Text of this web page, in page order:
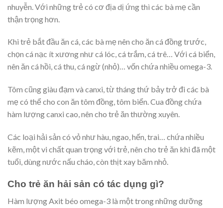
nhuyễn. Với những trẻ có cơ địa dị ứng thì các bà mẹ cần
thận trọng hơn.
Khi trẻ bắt đầu ăn cá, các bà mẹ nên cho ăn cá đồng trước,
chọn cá nạc ít xương như cá lóc, cá trắm, cá trê… Với cá biển,
nên ăn cá hồi, cá thu, cá ngừ (nhỏ)… vốn chứa nhiều omega-3.
Tôm cũng giàu đạm và canxi, từ tháng thứ bảy trở đi các bà
mẹ có thể cho con ăn tôm đồng, tôm biển. Cua đồng chứa
hàm lượng canxi cao, nên cho trẻ ăn thường xuyên.
Các loại hải sản có vỏ như hàu, ngao, hến, trai… chứa nhiều
kẽm, một vi chất quan trọng với trẻ, nên cho trẻ ăn khi đã một
tuổi, dùng nước nấu cháo, còn thịt xay băm nhỏ.
Cho trẻ ăn hải sản có tác dụng gì?
Hàm lượng Axit béo omega-3 là một trong những dưỡng